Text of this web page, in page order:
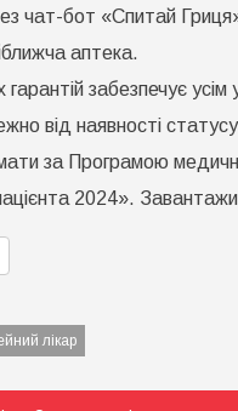
чат-бот «Спитай
аптека.
забезпечує
від наявності
за Програмою
2024».
лікар